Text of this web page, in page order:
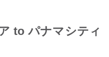
to パナマシティ